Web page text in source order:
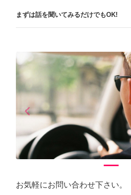
まずは話を聞いてみるだけでもOK!
arrow_back_iosPrevious
お気軽にお問い合わせ下さい。